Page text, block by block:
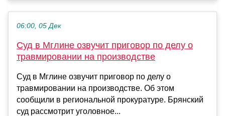
06:00, 05 Дек
Суд в Мглине озвучит приговор по делу о
травмировании на производстве
Суд в Мглине озвучит приговор по делу о
травмировании на производстве. Об этом
сообщили в региональной прокуратуре. Брянский
суд рассмотрит уголовное...